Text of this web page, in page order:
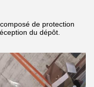
de protection
du dépôt.